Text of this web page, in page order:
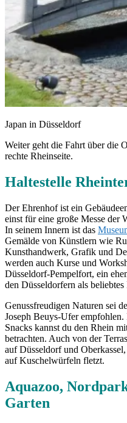
Japan in Düsseldorf
Weiter geht die Fahrt über die
rechte Rheinseite.
Haltestelle
Der Ehrenhof ist ein
einst für eine große Messe der
In seinem Innern ist das
Gemälde von Künstlern wie
Kunsthandwerk, Grafik und
werden auch Kurse und
Düsseldorf-Pempelfort, ein
den Düsseldorfern als
Genussfreudigen Naturen sei
Joseph Beuys-Ufer
Snacks kannst du den Rhein
betrachten. Auch von der
auf Düsseldorf und
auf Kuschelwürfeln fletzt.
Aquazoo,
Garten